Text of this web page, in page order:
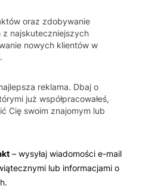
oraz zdobywanie
z najskuteczniejszych
nowych klientów w
reklama. Dbaj o
już współpracowałeś,
Cię swoim znajomym lub
– wysyłaj wiadomości e-mail
lub informacjami o